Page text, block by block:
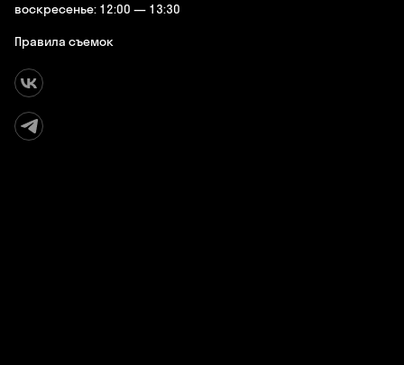
воскресенье: 12:00 — 13:30
Правила съемок